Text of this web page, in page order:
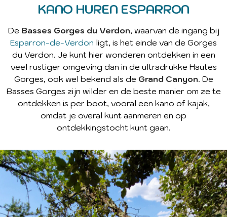
KANO HUREN ESPARRON
De Basses Gorges du Verdon, waarvan de ingang bij
Esparron-de-Verdon ligt, is het einde van de Gorges
du Verdon. Je kunt hier wonderen ontdekken in een
veel rustiger omgeving dan in de ultradrukke Hautes
Gorges, ook wel bekend als de Grand Canyon. De
Basses Gorges zijn wilder en de beste manier om ze te
ontdekken is per boot, vooral een kano of kajak,
omdat je overal kunt aanmeren en op
ontdekkingstocht kunt gaan.